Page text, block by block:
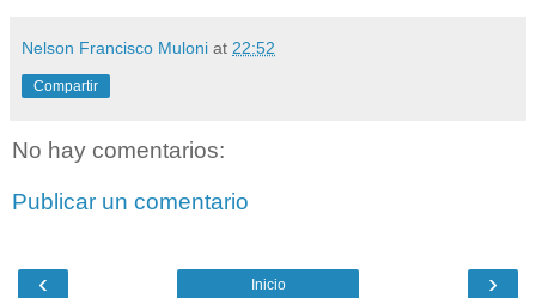
Nelson Francisco Muloni at 22:52
Compartir
No hay comentarios:
Publicar un comentario
‹ ›
Inicio